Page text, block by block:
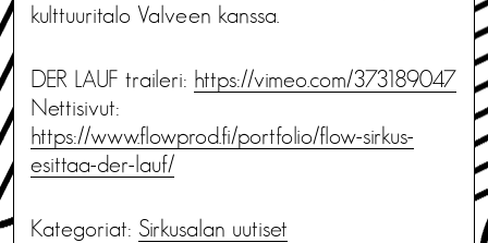
kulttuuritalo Valveen kanssa.
DER LAUF traileri: https://vimeo.com/373189047
Nettisivut:
https://www.flowprod.fi/portfolio/flow-sirkus-
esittaa-der-lauf/
Kategoriat: Sirkusalan uutiset